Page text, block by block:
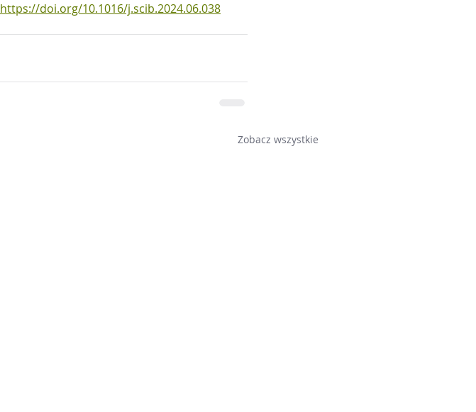
https://doi.org/10.1016/j.scib.2024.06.038
Zobacz wszystkie